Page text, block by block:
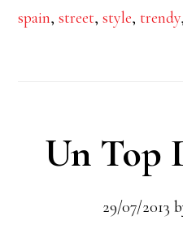
spain,street,style, trendy
Un Top
29/07/2013